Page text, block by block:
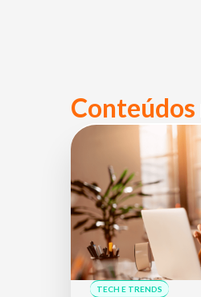
Conteúdos
TECH E TRENDS